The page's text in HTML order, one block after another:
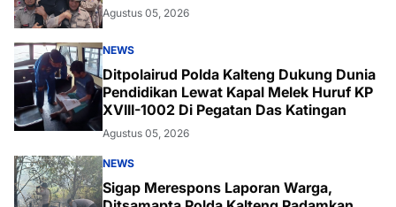
Agustus 05, 2026
NEWS
Ditpolairud Polda Kalteng Dukung Dunia
Pendidikan Lewat Kapal Melek Huruf KP
XVIII-1002 Di Pegatan Das Katingan
Agustus 05, 2026
NEWS
Sigap Merespons Laporan Warga,